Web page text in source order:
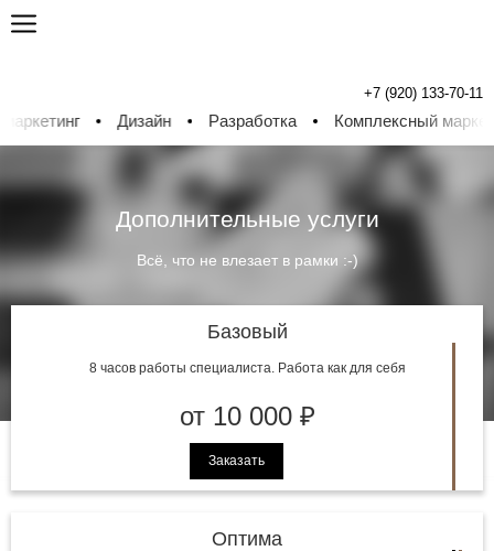
Дополнительные услуги
Всё, что не влезает в рамки :-)
Базовый
8 часов работы специалиста. Работа как для себя
от 10 000 ₽
Заказать
Оптима
+7 (920) 133-70-11
Дизайн Разработка Комплексный